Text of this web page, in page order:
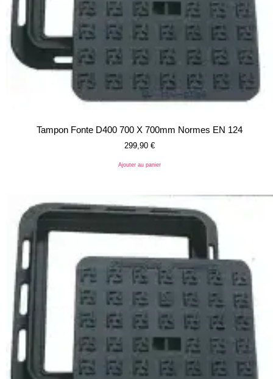
Tampon Fonte D400 700 X 700mm Normes EN 124
299,90 €
Ajouter au panier